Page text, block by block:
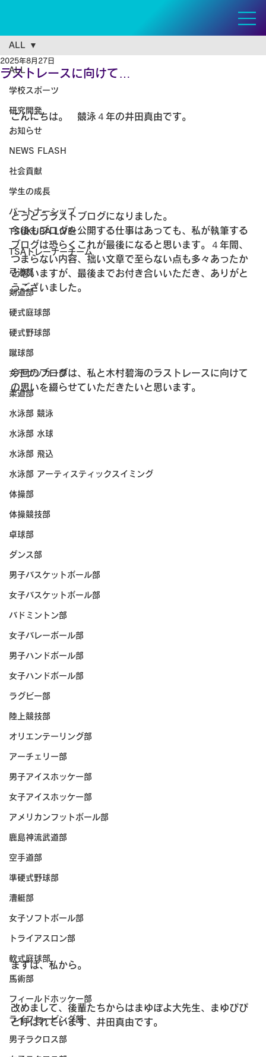
ALL
学校スポーツ
研究開発
お知らせ
NEWS FLASH
社会貢献
学生の成長
パートナーシップ
TSUKUBA LIVE!
TSAトレーナーチーム
弓道部
剣道部
硬式庭球部
硬式野球部
蹴球部
女子サッカー部
柔道部
水泳部 競泳
水泳部 水球
水泳部 飛込
水泳部 アーティスティックスイミング
体操部
体操競技部
卓球部
ダンス部
男子バスケットボール部
女子バスケットボール部
バドミントン部
女子バレーボール部
男子ハンドボール部
女子ハンドボール部
ラグビー部
陸上競技部
オリエンテーリング部
アーチェリー部
男子アイスホッケー部
女子アイスホッケー部
アメリカンフットボール部
鹿島神流武道部
空手道部
準硬式野球部
漕艇部
女子ソフトボール部
トライアスロン部
軟式庭球部
馬術部
フィールドホッケー部
ライフセービング部
男子ラクロス部
ALL
ラストレースに向けて…
2025年8月27日
こんにちは。　競泳４年の井田真由です。
とうとうラストブログになりました。
今後もブログを公開する仕事はあっても、私が執筆する
ブログは恐らくこれが最後になると思います。４年間、
つまらない内容、拙い文章で至らない点も多々あったか
と思いますが、最後までお付き合いいただき、ありがと
うございました。
今回のブログは、私と木村碧海のラストレースに向けて
の思いを綴らせていただきたいと思います。
まずは、私から。
改めまして、後輩たちからはまゆぽよ大先生、まゆぴぴ
と呼ばれています、井田真由です。